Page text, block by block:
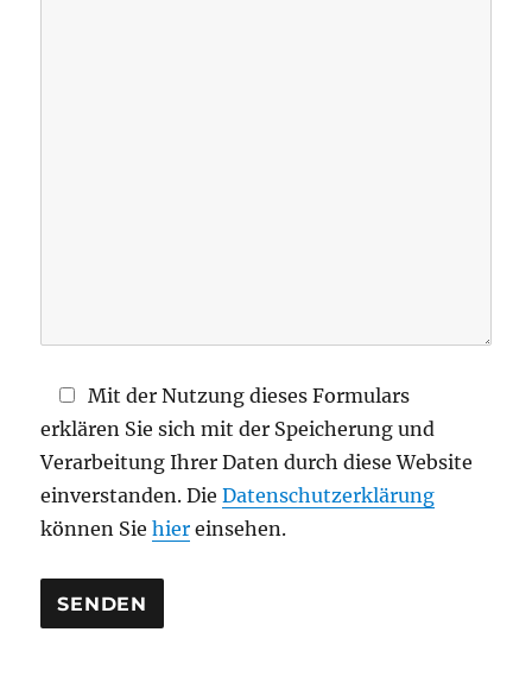
l
e
e
r
Mit der Nutzung dieses Formulars
erklären Sie sich mit der Speicherung und
Verarbeitung Ihrer Daten durch diese Website
einverstanden. DieDatenschutzerklärung
können Siehier einsehen.